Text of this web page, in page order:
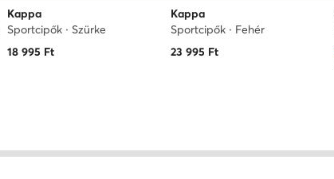
Kappa
Sportcipők · Szürke
18 995 Ft
Kappa
Sportcipők · Fehér
23 995 Ft